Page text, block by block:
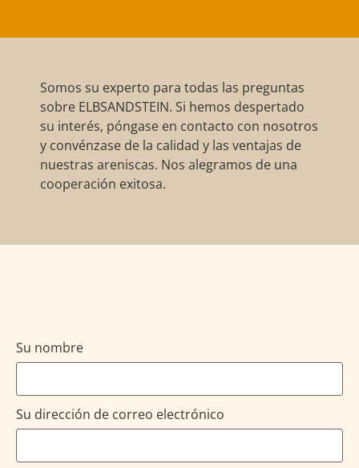
Somos su experto para todas las preguntas
sobre ELBSANDSTEIN. Si hemos despertado
su interés, póngase en contacto con nosotros
y convénzase de la calidad y las ventajas de
nuestras areniscas. Nos alegramos de una
cooperación exitosa.
Su nombre
Su dirección de correo electrónico